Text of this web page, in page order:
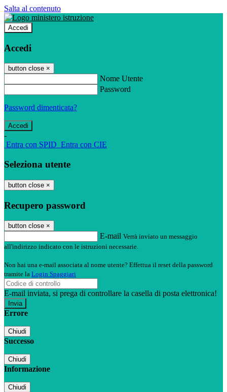
Salta al contenuto
Accedi
Accedi
button close ×
Nome Utente
Password
Password dimenticata?
-
Entra con SPID Entra con CIE
Seleziona utente
button close ×
Recupero password
button close ×
E-mail Verrà inviato un messaggio
all'indirizzo indicato con le istruzioni necessarie.
Non hai una e-mail associata al nome utente? Effettua il reset della password
tramite la Login Spaggiari
E-mail inviata, si prega di controllare la casella di posta elettronica!
Errore
Chiudi
Successo
Chiudi
Informazione
Chiudi